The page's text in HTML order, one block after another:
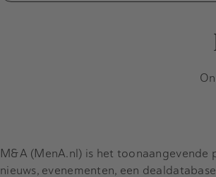
M&A (MenA.nl) is het
nieuws, evenementen, een